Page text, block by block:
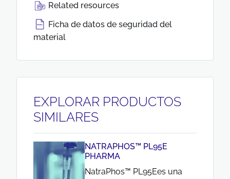
Related resources
Ficha de datos de seguridad del
material
EXPLORAR PRODUCTOS
SIMILARES
NATRAPHOS™ PL95E
PHARMA
NatraPhos™ PL95Ees una